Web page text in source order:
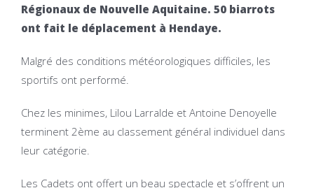
Régionaux de Nouvelle Aquitaine. 50 biarrots
ont fait le déplacement à Hendaye.
Malgré des conditions météorologiques difficiles, les
sportifs ont performé.
Chez les minimes, Lilou Larralde et Antoine Denoyelle
terminent 2ème au classement général individuel dans
leur catégorie.
Les Cadets ont offert un beau spectacle et s’offrent un